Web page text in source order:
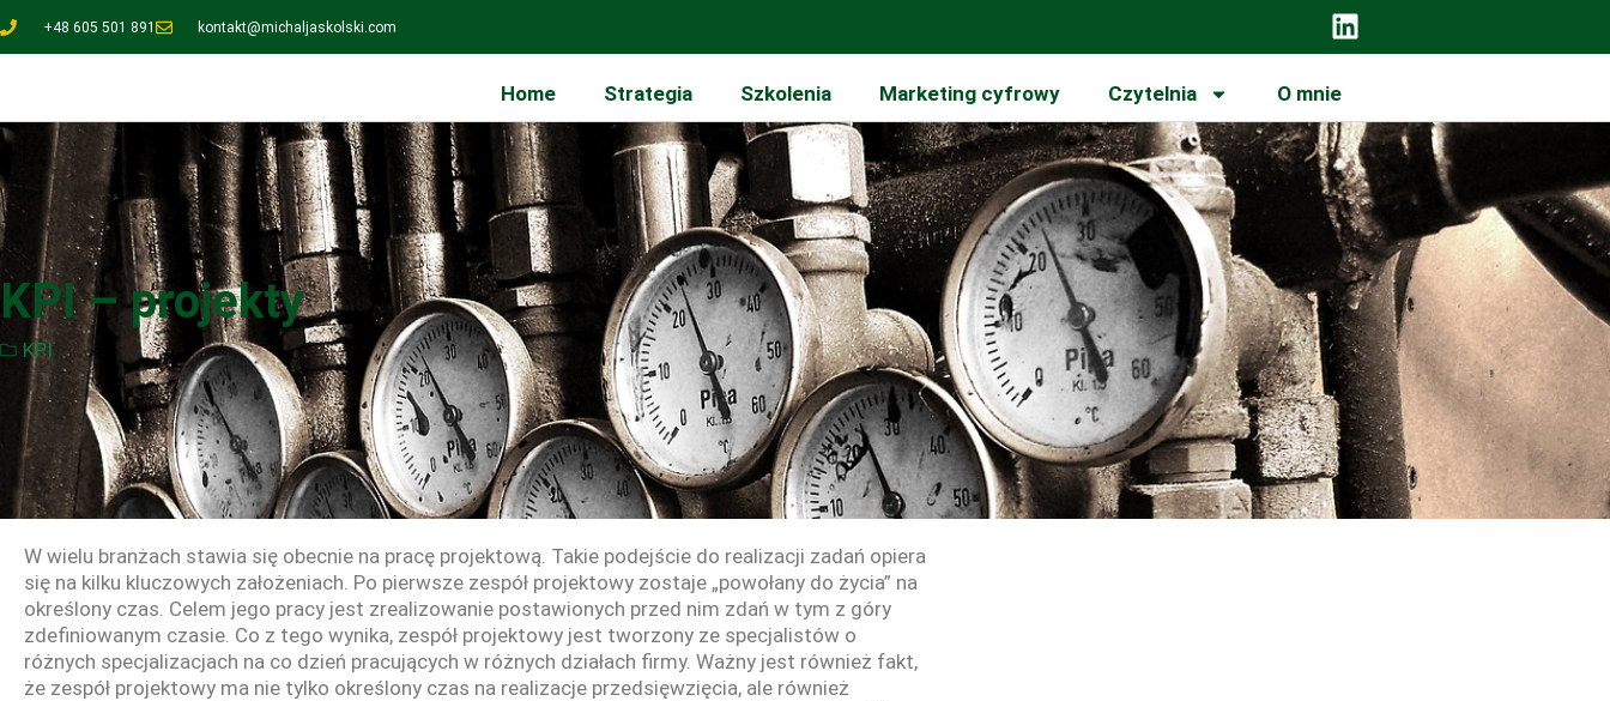
+48 605 501 891 kontakt@michaljaskolski.com
Home Strategia Szkolenia Marketing cyfrowy Czytelnia O mnie
KPI – projekty
KPI
W wielu branżach stawia się obecnie na pracę projektową. Takie podejście do realizacji zadań opiera
się na kilku kluczowych założeniach. Po pierwsze zespół projektowy zostaje „powołany do życia” na
określony czas. Celem jego pracy jest zrealizowanie postawionych przed nim zdań w tym z góry
zdefiniowanym czasie. Co z tego wynika, zespół projektowy jest tworzony ze specjalistów o
różnych specjalizacjach na co dzień pracujących w różnych działach firmy. Ważny jest również fakt,
że zespół projektowy ma nie tylko określony czas na realizacje przedsięwzięcia, ale również